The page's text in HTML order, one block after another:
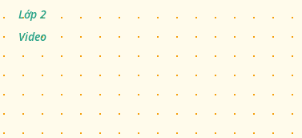
Lớp 2
Video